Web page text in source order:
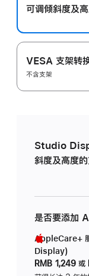
可调倾斜度及
VESA 支架转
不含支架
Studio
斜度及高度
是否要添加
AppleCare+
Display)
RMB 1,249 或